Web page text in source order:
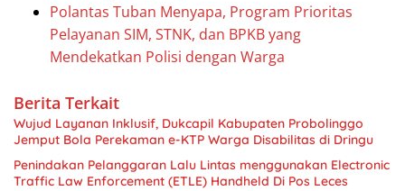
Polantas Tuban Menyapa, Program Prioritas
Pelayanan SIM, STNK, dan BPKB yang
Mendekatkan Polisi dengan Warga
Berita Terkait
Wujud Layanan Inklusif, Dukcapil Kabupaten Probolinggo
Jemput Bola Perekaman e-KTP Warga Disabilitas di Dringu
Penindakan Pelanggaran Lalu Lintas menggunakan Electronic
Traffic Law Enforcement (ETLE) Handheld Di Pos Leces